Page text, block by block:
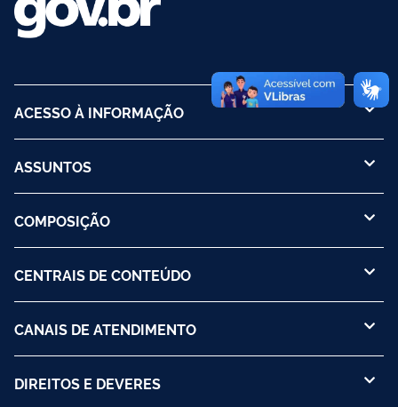
ACESSO À INFORMAÇÃO
ASSUNTOS
COMPOSIÇÃO
CENTRAIS DE CONTEÚDO
CANAIS DE ATENDIMENTO
DIREITOS E DEVERES